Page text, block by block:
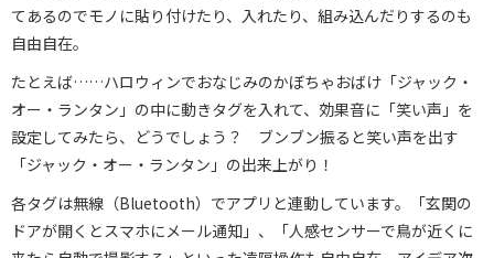
てあるのでモノに貼り付けたり、入れたり、組み込んだりするのも
自由自在。
たとえば……ハロウィンでおなじみのかぼちゃおばけ「ジャック・
オー・ランタン」の中に動きタグを入れて、効果音に「笑い声」を
設定してみたら、どうでしょう？ ブンブン振ると笑い声を出す
「ジャック・オー・ランタン」の出来上がり！
各タグは無線（Bluetooth）でアプリと連動しています。「玄関の
ドアが開くとスマホにメール通知」、「人感センサーで鳥が近くに